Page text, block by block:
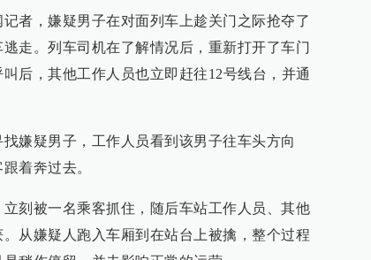
者，嫌疑男子在对面列车上趁关门之际抢夺了
走。列车司机在了解情况后，重新打开了车门
后，其他工作人员也立即赶往12号线台，并通
嫌疑男子，工作人员看到该男子往车头方向
着奔过去。
刻被一名乘客抓住，随后车站工作人员、其他
从嫌疑人跑入车厢到在站台上被擒，整个过程